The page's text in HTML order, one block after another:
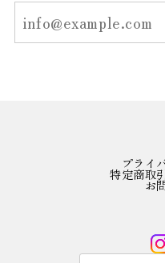
プライ
特定商取
お